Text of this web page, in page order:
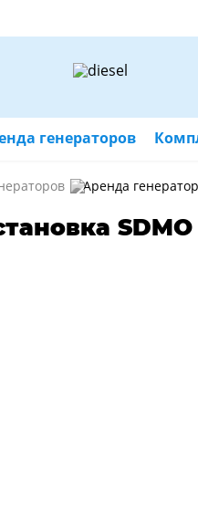
генераторов
Аренда